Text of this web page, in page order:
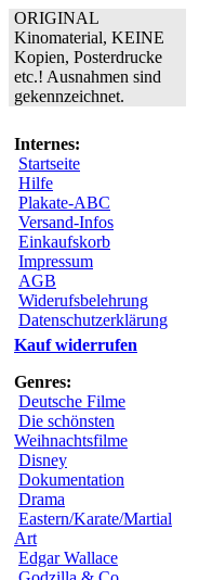
ORIGINAL
Kinomaterial, KEINE
Kopien, Posterdrucke
etc.! Ausnahmen sind
gekennzeichnet.
Internes:
Startseite
Hilfe
Plakate-ABC
Versand-Infos
Einkaufskorb
Impressum
AGB
Widerufsbelehrung
Datenschutzerklärung
Kauf widerrufen
Genres:
Deutsche Filme
Die schönsten
Weihnachtsfilme
Disney
Dokumentation
Drama
Eastern/Karate/Martial
Art
Edgar Wallace